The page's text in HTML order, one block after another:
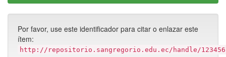
Por favor, use este identificador para citar o enlazar este
ítem:
http://repositorio.sangregorio.edu.ec/handle/